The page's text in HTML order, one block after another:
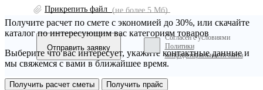
Прикрепить файл (не более 5 Мб)
Согласен с условиями
Политики
конфиденциальности сайта
Получите расчет по смете с экономией до 30%, или скачайте
каталог по интересующим вас категориям товаров
Выберите что вас интересует, укажите контактные данные и
мы свяжемся с вами в ближайшее время.
Получить расчет сметы Получить прайс